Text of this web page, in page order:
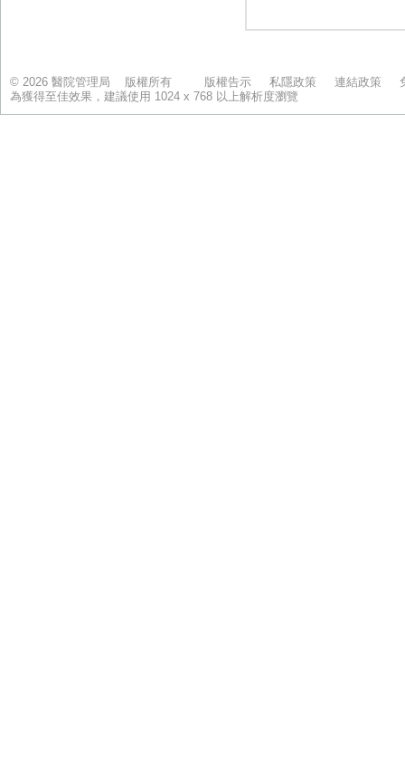
© 2026 醫院管理局 版權所有 版權告示 私隱政策 連結政策
為獲得至佳效果，建議使用 1024 x 768 以上解析度瀏覽